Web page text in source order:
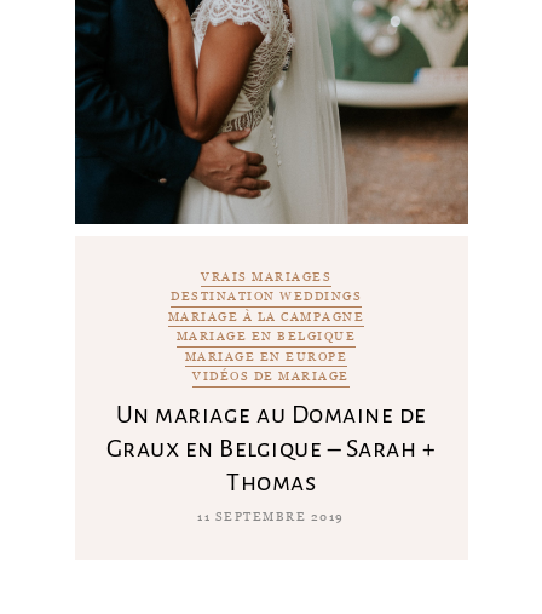
VRAIS MARIAGES
DESTINATION WEDDINGS
MARIAGE À LA CAMPAGNE
MARIAGE EN BELGIQUE
MARIAGE EN EUROPE
VIDÉOS DE MARIAGE
Un mariage au Domaine de
Graux en Belgique – Sarah +
Thomas
11 SEPTEMBRE 2019